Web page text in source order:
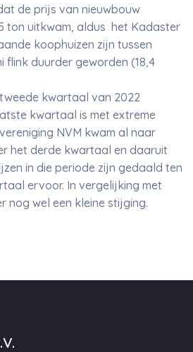
de prijs van nieuwbouw
ton uitkwam, aldus het Kadaster
koophuizen zijn tussen
flink duurder geworden (18,4
kwartaal van 2022
kwartaal is met extreme
NVM kwam al naar
het derde kwartaal en daaruit
in die periode zijn gedaald ten
ervoor. In vergelijking met
nog wel een kleine stijging.